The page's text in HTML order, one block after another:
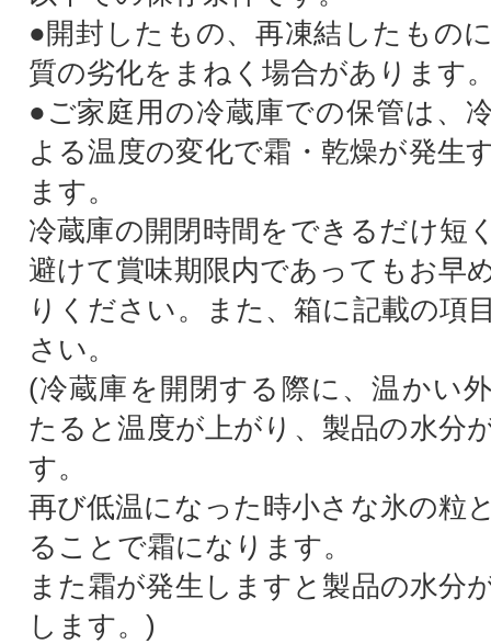
●開封したもの、再凍結したもの
質の劣化をまねく場合があります
●ご家庭用の冷蔵庫での保管は、
よる温度の変化で霜・乾燥が発生
ます。
冷蔵庫の開閉時間をできるだけ短
避けて賞味期限内であってもお早
りください。また、箱に記載の項
さい。
(冷蔵庫を開閉する際に、温かい
たると温度が上がり、製品の水分
す。
再び低温になった時小さな氷の粒
ることで霜になります。
また霜が発生しますと製品の水分
します。)